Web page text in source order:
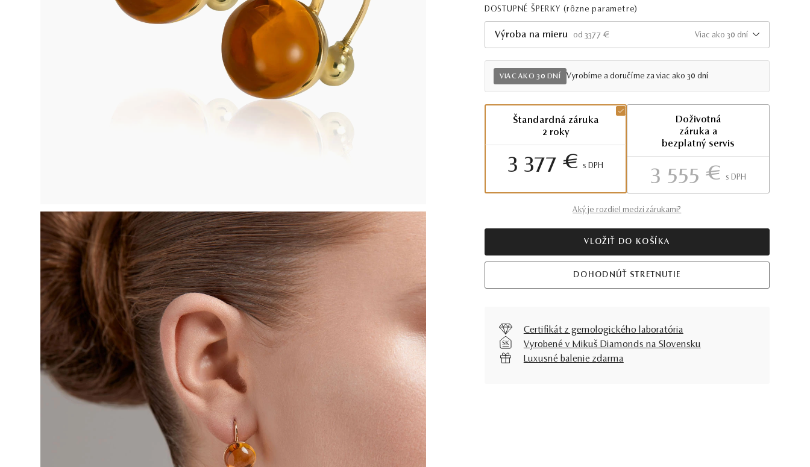
DOSTUPNÉ ŠPERKY (rôzne parametre)
Výroba na mieru od 3377 € Viac ako 30 dní
VIAC AKO 30 DNÍ Vyrobíme a doručíme za viac ako 30 dní
Štandardná záruka
2 roky
3 377 € S DPH
Doživotná
záruka a
bezplatný servis
3 555 € S DPH
Aký je rozdiel medzi zárukami?
VLOŽIŤ DO KOŠÍKA
DOHODNÚŤ STRETNUTIE
Certifikát z gemologického laboratória
Vyrobené v Mikuš Diamonds na Slovensku
Luxusné balenie zdarma